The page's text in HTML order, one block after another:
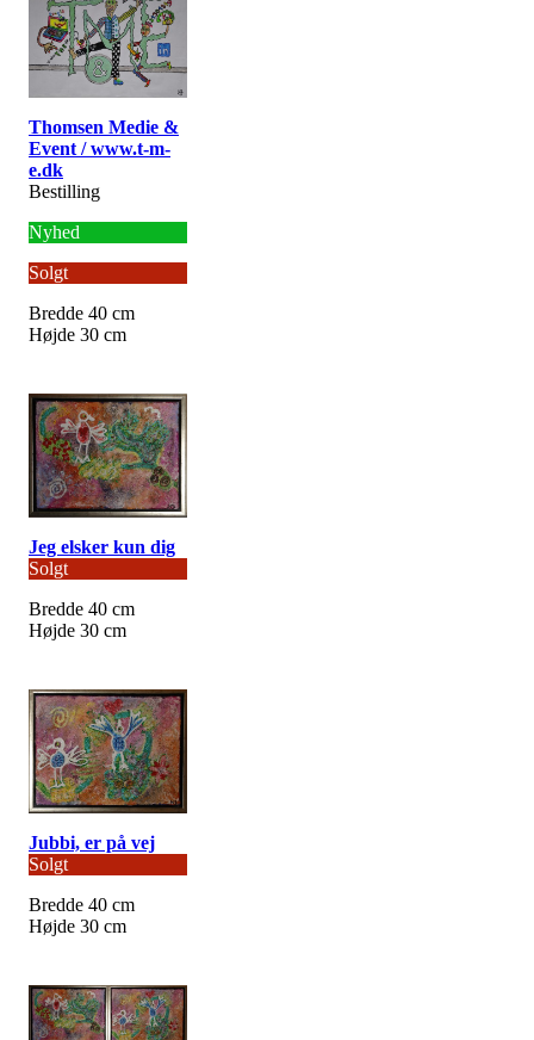
Thomsen Medie &
Event / www.t-m-
e.dk
Bestilling
Nyhed
Solgt
Bredde 40 cm
Højde 30 cm
Jeg elsker kun dig
Solgt
Bredde 40 cm
Højde 30 cm
Jubbi, er på vej
Solgt
Bredde 40 cm
Højde 30 cm